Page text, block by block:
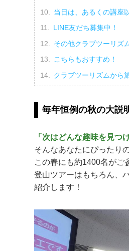
当日は、あるくの講座
LINE友だち募集中！
その他クラブツーリズ
こちらもおすすめ！
クラブツーリズムから
毎年恒例の秋の大説
「次はどんな趣味を見つ
そんなあなたにぴったり
この春にも約1400名がご
登山ツアーはもちろん、
紹介します！